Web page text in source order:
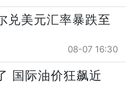
兑美元汇率暴跌至
08-07 16:30
国际油价狂飙近